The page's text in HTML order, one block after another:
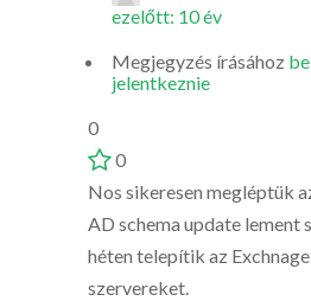
ezelőtt: 10 év
Megjegyzés írásához
jelentkeznie
0
0
Nos sikeresen megléptük
AD schema update lement
héten telepítik az
szervereket.